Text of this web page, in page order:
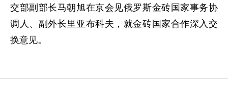
交部副部长马朝旭在京会见俄罗斯金砖国家事务协
调人、副外长里亚布科夫，就金砖国家合作深入交
换意见。